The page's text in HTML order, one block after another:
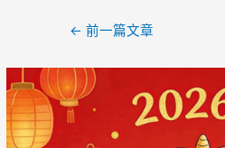
导
航
← 前一篇文章